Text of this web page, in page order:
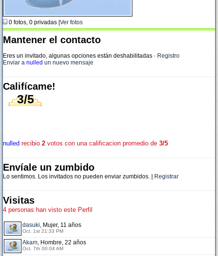
0 fotos, 0 privadas | Ver fotos
Mantener el contacto
Eres un invitado, algunas opciones están deshabilitadas · Registro
Enviar a nulled un nuevo mensaje
Califícame!
3/5
nulled recibio 2 votos con una calificacion promedio de 3/5
Envíale un zumbido
Lo sentimos. Los invitados no pueden enviar zumbidos. | Registrar
Visitas
4 personas han visto este Perfil
dasuki, Mujer, 11 años
Oct. 1st 21:33 PM
Akam, Hombre, 22 años
Oct. 7th 00:04 AM